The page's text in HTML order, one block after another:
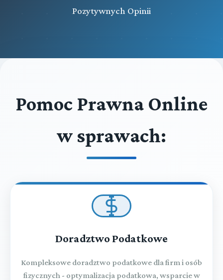
Pozytywnych Opinii
Pomoc Prawna Online
w sprawach:
Doradztwo Podatkowe
Kompleksowe doradztwo podatkowe dla firm i osób
fizycznych - optymalizacja podatkowa, wsparcie w